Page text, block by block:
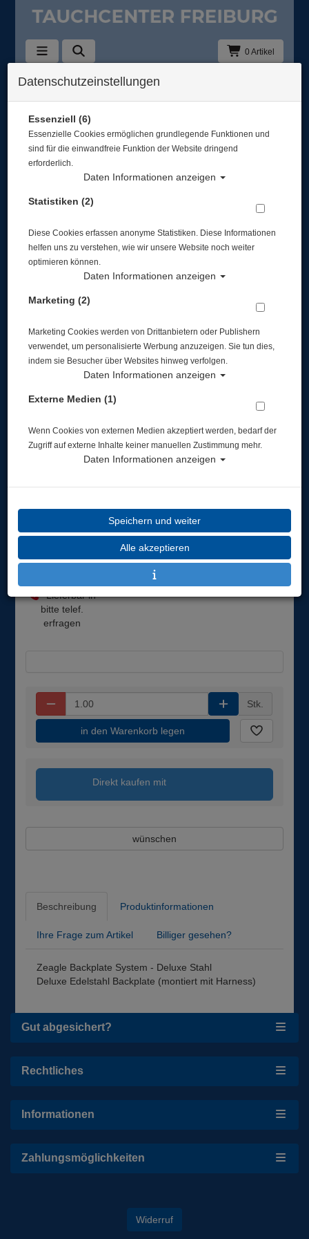
0 Artikel
Zurück
Zeagle Backplate System - Deluxe Stahl
Artikelnr.: zea-519BPDH09
Herstellerpreis: 385,70 €
305,98 €*
Lieferbar in
bitte telef.
erfragen
Stk.
in den Warenkorb legen
Direkt kaufen mit
wünschen
Beschreibung Produktinformationen
Ihre Frage zum Artikel Billiger gesehen?
Zeagle Backplate System - Deluxe Stahl
Deluxe Edelstahl Backplate (montiert mit Harness)
Gut abgesichert?
Rechtliches
Informationen
Zahlungsmöglichkeiten
Widerruf
Datenschutzeinstellungen
Essenziell (6)
Essenzielle Cookies ermöglichen grundlegende Funktionen und
sind für die einwandfreie Funktion der Website dringend
erforderlich.
Daten Informationen anzeigen
Statistiken (2)
Diese Cookies erfassen anonyme Statistiken. Diese Informationen
helfen uns zu verstehen, wie wir unsere Website noch weiter
optimieren können.
Daten Informationen anzeigen
Marketing (2)
Marketing Cookies werden von Drittanbietern oder Publishern
verwendet, um personalisierte Werbung anzuzeigen. Sie tun dies,
indem sie Besucher über Websites hinweg verfolgen.
Daten Informationen anzeigen
Externe Medien (1)
Wenn Cookies von externen Medien akzeptiert werden, bedarf der
Zugriff auf externe Inhalte keiner manuellen Zustimmung mehr.
Daten Informationen anzeigen
Speichern und weiter
Alle akzeptieren